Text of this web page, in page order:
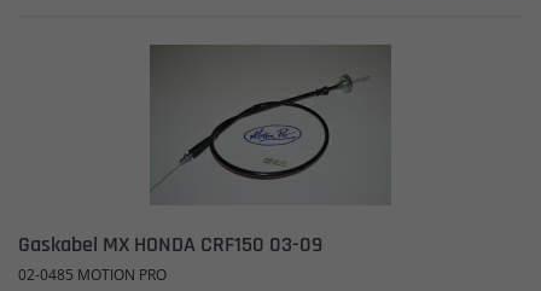
Gaskabel MX HONDA CRF150 03-09
02-0485 MOTION PRO